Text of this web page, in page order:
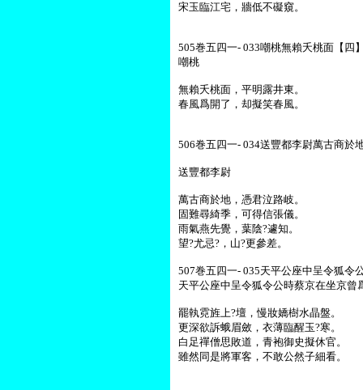
宋玉臨江宅，牆低不礙窺。
505巻五四一- 033嘲桃無賴夭桃面【
嘲桃
無賴夭桃面，平明露井東。
春風爲開了，却擬笑春風。
506巻五四一- 034送豐都李尉萬古商
送豐都李尉
萬古商於地，憑君泣路岐。
固難尋綺季，可得信張儀。
雨氣燕先覺，葉陰?遽知。
望?尤忌?，山?更參差。
507巻五四一- 035天平公座中呈令狐
天平公座中呈令狐令公時蔡京在坐京曾
罷執霓旌上?壇，慢妝嬌樹水晶盤。
更深欲訴蛾眉斂，衣薄臨醒玉?寒。
白足禪僧思敗道，青袍御史擬休官。
雖然同是將軍客，不敢公然子細看。